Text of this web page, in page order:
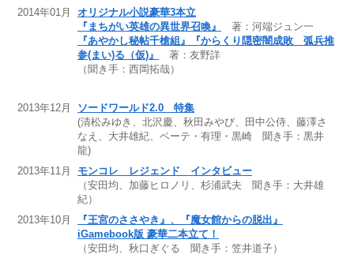
2014年01月
オリジナル小説豪華3本立
『まちがい英雄の異世界召喚』
著：河端ジュン一
『あやかし秘帖千槍組』『からくり隠密闇成敗 弧兵推
参(まい)る（仮)』
著：友野詳
（聞き手：西岡拓哉）
2013年12月
ソードワールド2.0 特集
(清松みゆき、北沢慶、秋田みやび、田中公侍、藤澤さ
なえ、大井雄紀、ベーテ・有理・黒崎 聞き手：黒井
龍)
2013年11月
モンコレ レジェンド インタビュー
（安田均、加藤ヒロノリ、杉浦武夫 聞き手：大井雄
紀）
2013年10月
『王宮のささやき』、『魔女館からの脱出』
iGamebook版 豪華二本立て！
（安田均、秋口ぎぐる 聞き手：笠井道子）